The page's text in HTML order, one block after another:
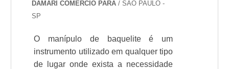
DAMARI COMERCIO PARA / SÃO PAULO -
SP
O manípulo de baquelite é um
instrumento utilizado em qualquer tipo
de lugar onde exista a necessidade